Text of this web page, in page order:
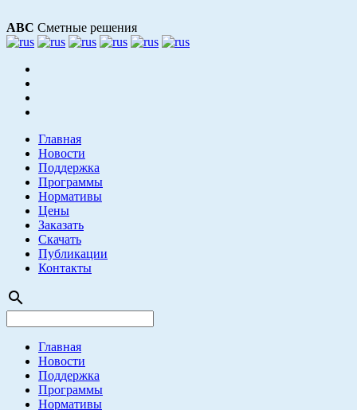
АВС Сметные решения
Главная
Новости
Поддержка
Программы
Нормативы
Цены
Заказать
Скачать
Публикации
Контакты
search
Главная
Новости
Поддержка
Программы
Нормативы